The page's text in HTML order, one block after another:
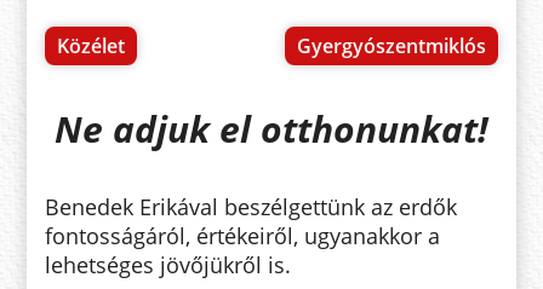
Közélet Gyergyószentmiklós
Ne adjuk el otthonunkat!
Benedek Erikával beszélgettünk az erdők
fontosságáról, értékeiről, ugyanakkor a
lehetséges jövőjükről is.